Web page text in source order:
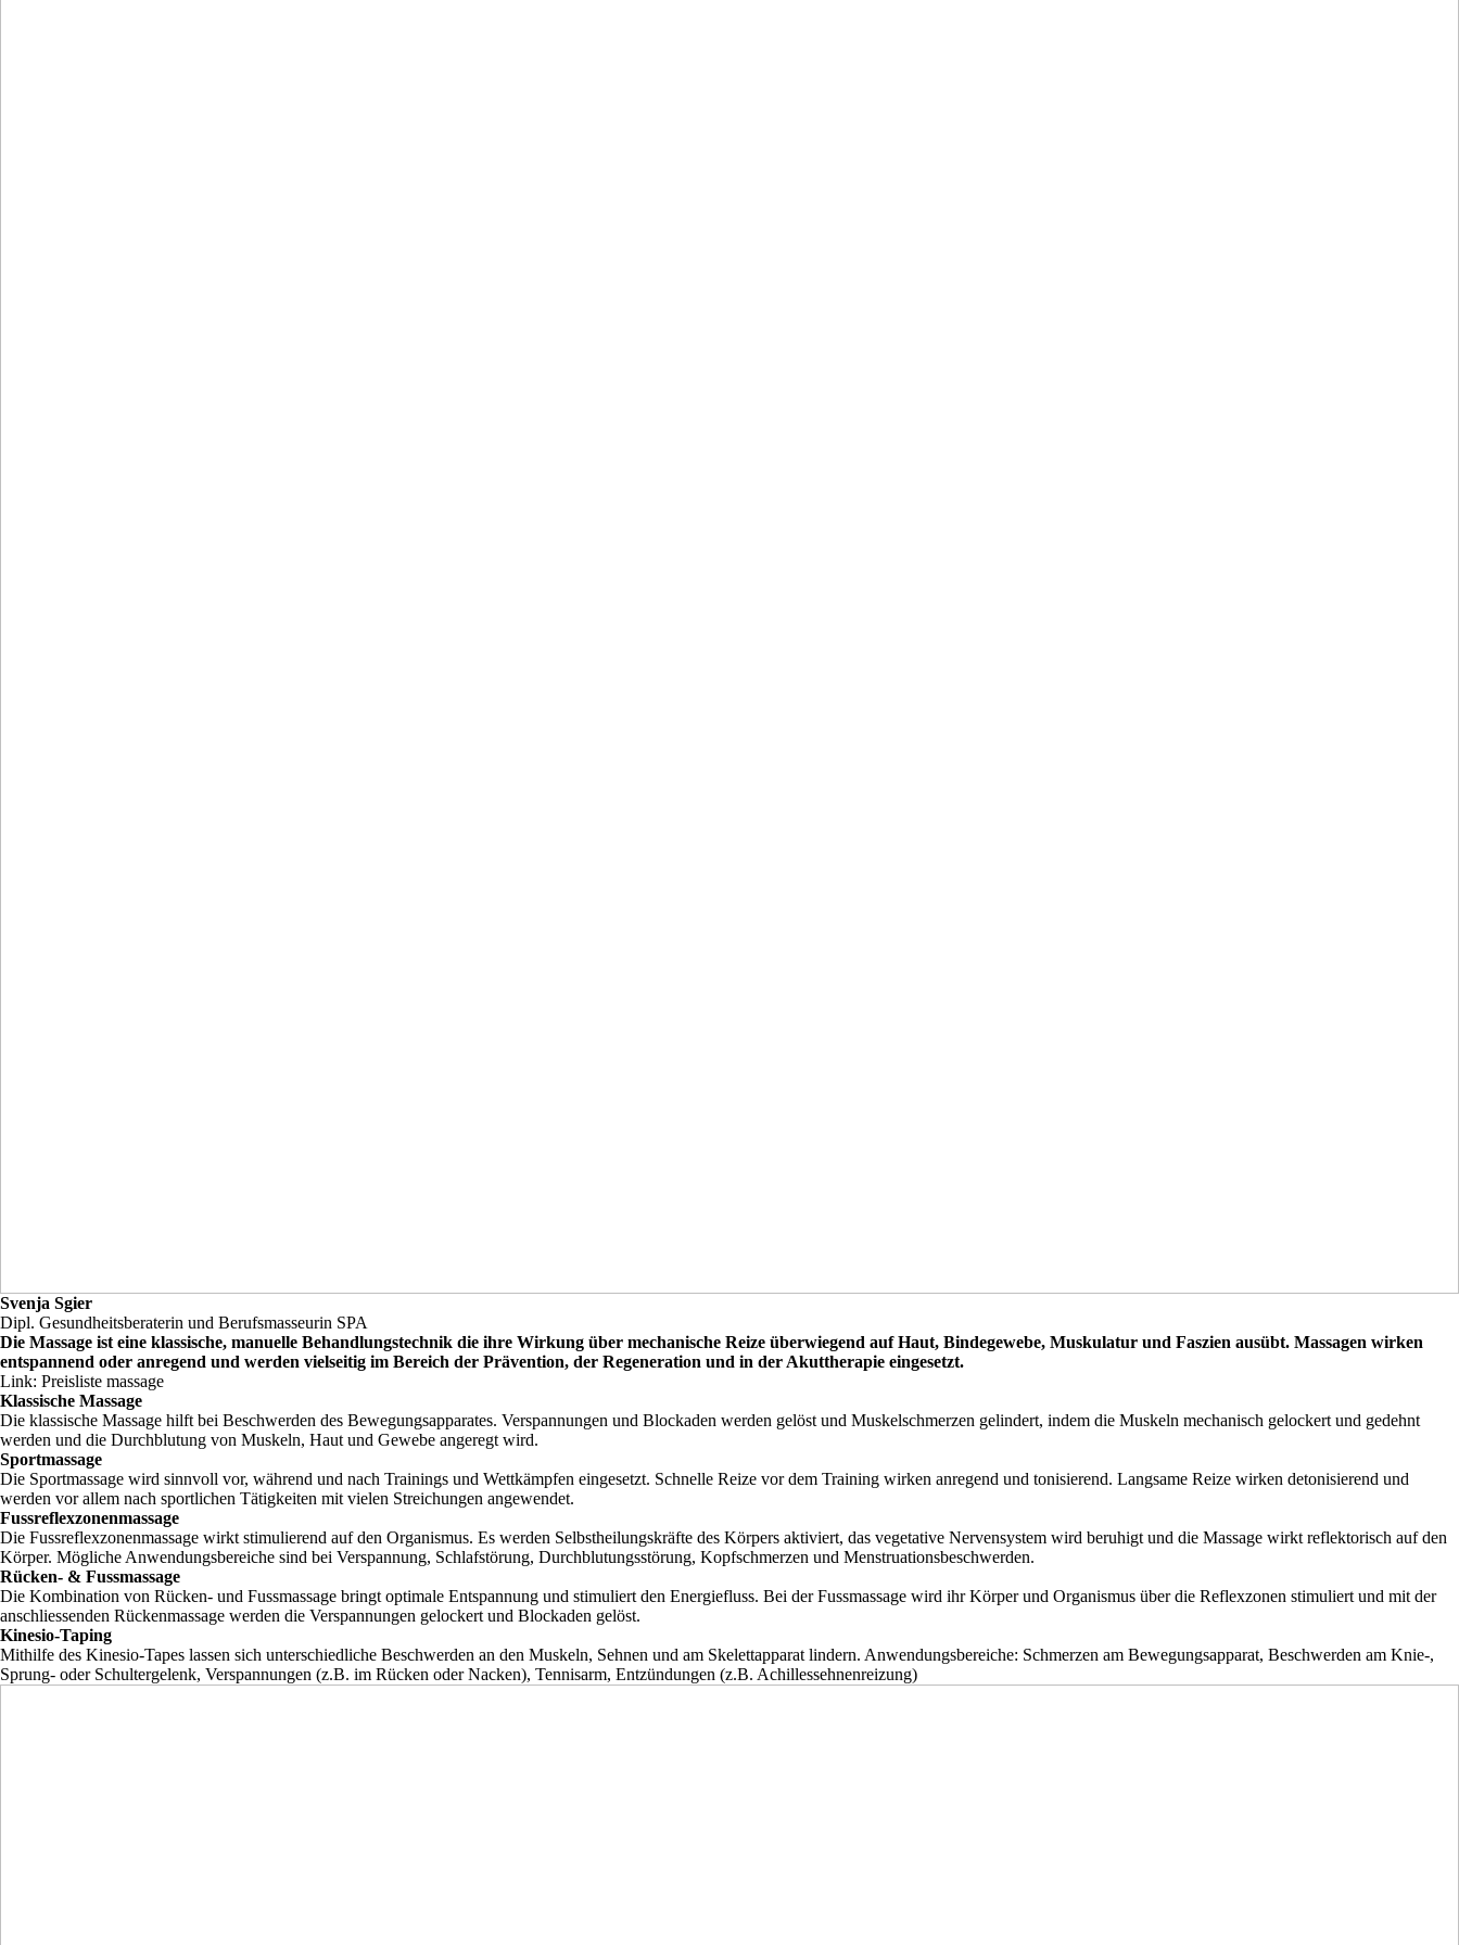
Svenja Sgier
Dipl. Gesundheitsberaterin und Berufsmasseurin SPA
Die Massage ist eine klassische, manuelle Behandlungstechnik die ihre Wirkung über mechanische Reize überwiegend auf Haut, Bindegewebe, Muskulatur und Faszien ausübt. Massagen wirken
entspannend oder anregend und werden vielseitig im Bereich der Prävention, der Regeneration und in der Akuttherapie eingesetzt.
Link: Preisliste massage
Klassische Massage
Die klassische Massage hilft bei Beschwerden des Bewegungsapparates. Verspannungen und Blockaden werden gelöst und Muskelschmerzen gelindert, indem die Muskeln mechanisch gelockert und gedehnt
werden und die Durchblutung von Muskeln, Haut und Gewebe angeregt wird.
Sportmassage
Die Sportmassage wird sinnvoll vor, während und nach Trainings und Wettkämpfen eingesetzt. Schnelle Reize vor dem Training wirken anregend und tonisierend. Langsame Reize wirken detonisierend und
werden vor allem nach sportlichen Tätigkeiten mit vielen Streichungen angewendet.
Fussreflexzonenmassage
Die Fussreflexzonenmassage wirkt stimulierend auf den Organismus. Es werden Selbstheilungskräfte des Körpers aktiviert, das vegetative Nervensystem wird beruhigt und die Massage wirkt reflektorisch auf den
Körper. Mögliche Anwendungsbereiche sind bei Verspannung, Schlafstörung, Durchblutungsstörung, Kopfschmerzen und Menstruationsbeschwerden.
Rücken- & Fussmassage
Die Kombination von Rücken- und Fussmassage bringt optimale Entspannung und stimuliert den Energiefluss. Bei der Fussmassage wird ihr Körper und Organismus über die Reflexzonen stimuliert und mit der
anschliessenden Rückenmassage werden die Verspannungen gelockert und Blockaden gelöst.
Kinesio-Taping
Mithilfe des Kinesio-Tapes lassen sich unterschiedliche Beschwerden an den Muskeln, Sehnen und am Skelettapparat lindern. Anwendungsbereiche: Schmerzen am Bewegungsapparat, Beschwerden am Knie-,
Sprung- oder Schultergelenk, Verspannungen (z.B. im Rücken oder Nacken), Tennisarm, Entzündungen (z.B. Achillessehnenreizung)